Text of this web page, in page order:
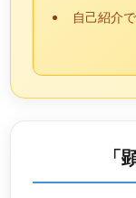
自己紹介